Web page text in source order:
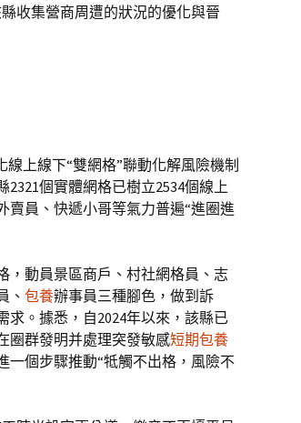
收集營商周遭的狀況的優化與晉
上線下“雙網格”聯動化解風險機制
個實體網格已樹立2534個線上
賣員、快遞小哥等氣力普遍“進圈進
，動員景區商戶、村社網格員、志
、 包養辦事員三種腳色，做到訴
。據悉，自2024年以來，該縣已
圈群發明并處理突發敏感短期包養
一個步驟推動“牴觸不出格，風險不